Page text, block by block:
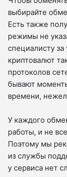
выбирайте
Есть также
режимы не
специалисту
криптовалют
протоколов
бывают
времени,
У каждого
работы, и не
Поэтому мы
из службы
у сервиса нет